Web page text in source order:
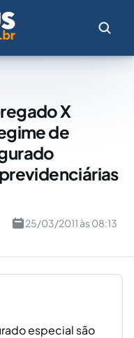
X
de
25/03/2011 às 08:13
especial são